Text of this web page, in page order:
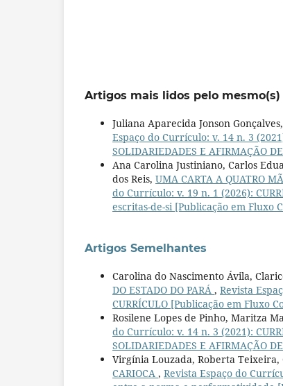
Artigos mais lidos pelo mesmo(s)
Juliana Aparecida Jonson
Espaço do Currículo: v. 14 n. 3
SOLIDARIEDADES E AFIRMAÇÃO
Ana Carolina Justiniano, Carlos
dos Reis, UMA CARTA A QUATRO
do Currículo: v. 19 n. 1 (2026):
escritas-de-si [Publicação em Fluxo
Artigos Semelhantes
Carolina do Nascimento Ávila,
DO ESTADO DO PARÁ , Revista
CURRÍCULO [Publicação em Fluxo
Rosilene Lopes de Pinho, Maritza
do Currículo: v. 14 n. 3 (2021):
SOLIDARIEDADES E AFIRMAÇÃO
Virgínia Louzada, Roberta Teixeira,
CARIOCA , Revista Espaço do